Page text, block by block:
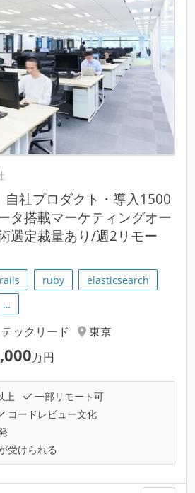
自社プロダクト・導入1500
タ搭載マーケティングオー
選定裁量あり/週2リモー
ruby
elasticsearch
…
テックリード
東京
万円
上
一部リモート可
コードレビュー文化
受けられる